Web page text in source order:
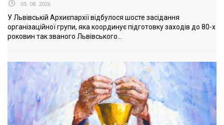
05. 08. 2026
У Львівській Архиєпархії відбулося шосте засідання
організаційної групи, яка координує підготовку заходів до 80-х
роковин так званого Львівського...